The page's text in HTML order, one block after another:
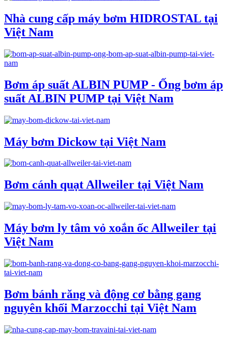
Nhà cung cấp máy bơm HIDROSTAL tại
Việt Nam
Bơm áp suất ALBIN PUMP - Ống bơm áp
suất ALBIN PUMP tại Việt Nam
Máy bơm Dickow tại Việt Nam
Bơm cánh quạt Allweiler tại Việt Nam
Máy bơm ly tâm vỏ xoắn ốc Allweiler tại
Việt Nam
Bơm bánh răng và động cơ bằng gang
nguyên khối Marzocchi tại Việt Nam